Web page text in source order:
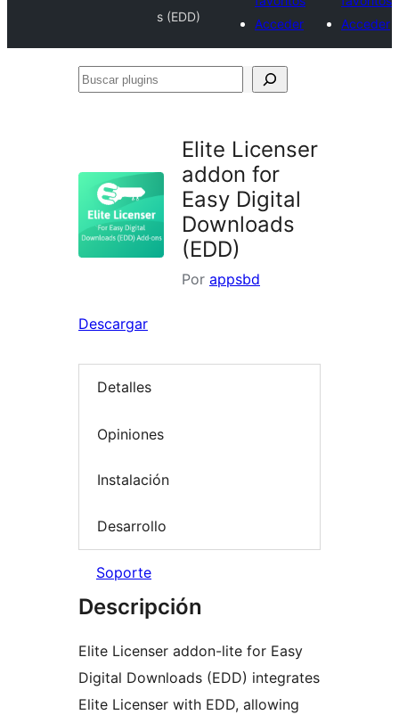
s (EDD)
Acceder
Acceder
Buscar
Elite Licenser
addon for
Easy Digital
Downloads
(EDD)
Por appsbd
Descargar
Detalles
Opiniones
Instalación
Desarrollo
Soporte
Descripción
Elite Licenser addon-lite for Easy
Digital Downloads (EDD) integrates
Elite Licenser with EDD, allowing